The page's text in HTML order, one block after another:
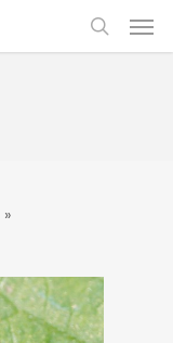
search
»